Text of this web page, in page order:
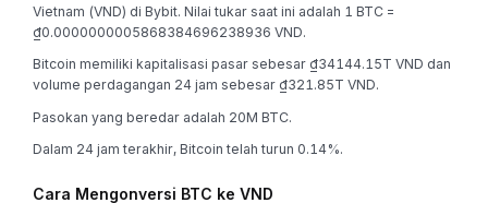
Vietnam (VND) di Bybit. Nilai tukar saat ini adalah 1 BTC =
₫0.0000000005868384696238936 VND.
Bitcoin memiliki kapitalisasi pasar sebesar ₫34144.15T VND dan
volume perdagangan 24 jam sebesar ₫321.85T VND.
Pasokan yang beredar adalah 20M BTC.
Dalam 24 jam terakhir, Bitcoin telah turun 0.14%.
Cara Mengonversi BTC ke VND